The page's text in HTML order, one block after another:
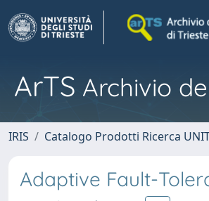
ArTS Archivio
IRIS Catalogo Prodotti Ricerca
Adaptive Fault-